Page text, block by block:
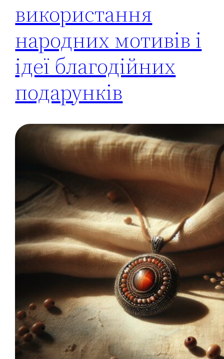
використання
народних мотивів і
ідеї благодійних
подарунків